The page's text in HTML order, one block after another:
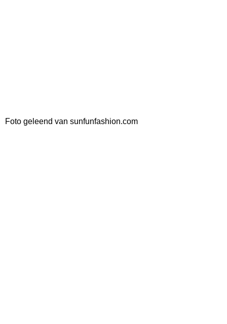
Foto geleend van sunfunfashion.com